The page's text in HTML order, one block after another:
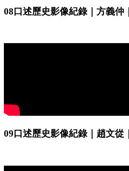
08口述歷史影像紀錄｜方義仲｜
09口述歷史影像紀錄｜趙文從｜